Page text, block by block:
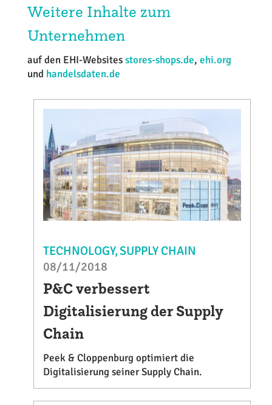
Weitere Inhalte zum
Unternehmen
auf den EHI-Websitesstores-shops.de, ehi.org
und handelsdaten.de
TECHNOLOGY SUPPLY CHAIN
08/11/2018
P&C verbessert
Digitalisierung der Supply
Chain
Peek & Cloppenburg optimiert die
Digitalisierung seiner Supply Chain.